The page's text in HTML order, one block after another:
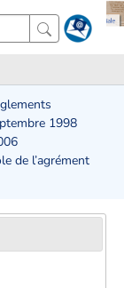
1998
de l’agrément